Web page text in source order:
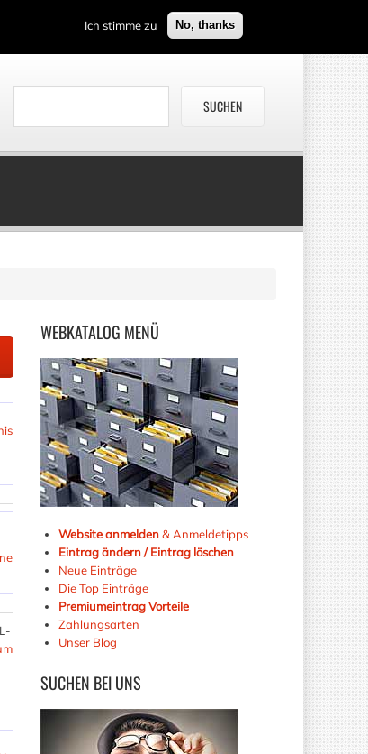
Ich stimme zu No, thanks
WEBKATALOG MENÜ
Website anmelden& Anmeldetipps
Eintrag ändern / Eintrag löschen
Neue Einträge
Die Top Einträge
Premiumeintrag Vorteile
Zahlungsarten
Unser Blog
SUCHEN BEI UNS